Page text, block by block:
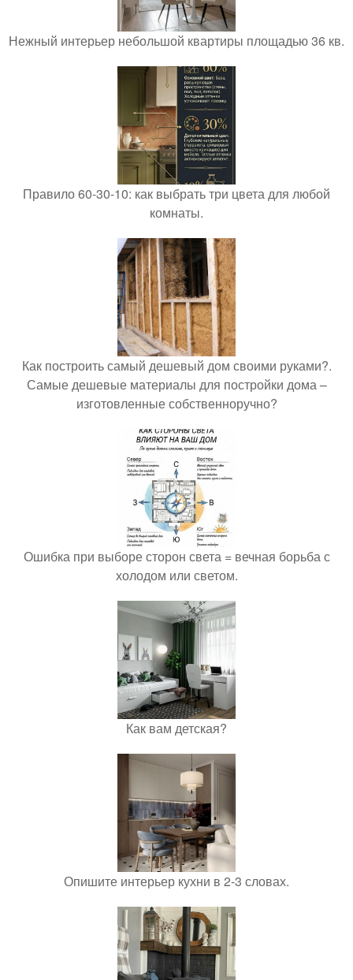
Нежный интерьер небольшой квартиры площадью 36 кв.
Правило 60-30-10: как выбрать три цвета для любой
комнаты.
Как построить самый дешевый дом своими руками?.
Самые дешевые материалы для постройки дома –
изготовленные собственноручно?
Ошибка при выборе сторон света = вечная борьба с
холодом или светом.
Как вам детская?
Опишите интерьер кухни в 2-3 словах.